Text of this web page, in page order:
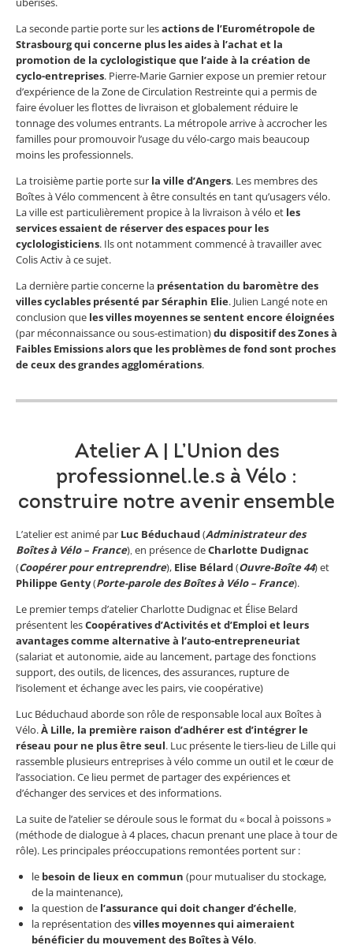
La seconde partie porte sur lesactions de l’Eurométropole de
Strasbourg qui concerne plus les aides à l’achat et la
promotion de la cyclologistique que l’aide à la création de
cyclo-entreprises. Pierre-Marie Garnier expose un premier retour
d’expérience de la Zone de Circulation Restreinte qui a permis de
faire évoluer les flottes de livraison et globalement réduire le
tonnage des volumes entrants. La métropole arrive à accrocher les
familles pour promouvoir l’usage du vélo-cargo mais beaucoup
moins les professionnels.
La troisième partie porte sur la ville d’Angers. Les membres des
Boîtes à Vélo commencent à être consultés en tant qu’usagers vélo.
La ville est particulièrement propice à la livraison à vélo et les
services essaient de réserver des espaces pour les
cyclologisticiens. Ils ont notamment commencé à travailler avec
Colis Activ à ce sujet.
La dernière partie concerne la présentation du baromètre des
villes cyclables présenté par Séraphin Elie. Julien Langé note en
conclusion que les villes moyennes se sentent encore éloignées
(par méconnaissance ou sous-estimation)du dispositif des Zones à
Faibles Emissions alors que les problèmes de fond sont proches
de ceux des grandes agglomérations.
Atelier A | L’Union des
professionnel.le.s à Vélo :
construire notre avenir ensemble
L’atelier est animé par Luc Béduchaud(Administrateur des
Boîtes à Vélo – France), en présence deCharlotte Dudignac
(Coopérer pour entreprendre), Elise Bélard(Ouvre-Boîte 44) et
Philippe Genty(Porte-parole des Boîtes à Vélo – France).
Le premier temps d’atelier Charlotte Dudignac et Élise Belard
présentent lesCoopératives d’Activités et d’Emploi et leurs
avantages comme alternative à l’auto-entrepreneuriat
(salariat et autonomie, aide au lancement, partage des fonctions
support, des outils, de licences, des assurances, rupture de
l’isolement et échange avec les pairs, vie coopérative)
Luc Béduchaud aborde son rôle de responsable local aux Boîtes à
Vélo.À Lille, la première raison d’adhérer est d’intégrer le
réseau pour ne plus être seul. Luc présente le tiers-lieu de Lille qui
rassemble plusieurs entreprises à vélo comme un outil et le cœur de
l’association. Ce lieu permet de partager des expériences et
d’échanger des services et des informations.
La suite de l’atelier se déroule sous le format du « bocal à poissons »
(méthode de dialogue à 4 places, chacun prenant une place à tour de
rôle). Les principales préoccupations remontées portent sur :
le besoin de lieux en commun (pour mutualiser du stockage,
de la maintenance),
la question de l’assurance qui doit changer d’échelle,
la représentation desvilles moyennes qui aimeraient
bénéficier du mouvement des Boîtes à Vélo.